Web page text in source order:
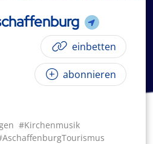
einbetten
abonnieren
#Kirchenmusik